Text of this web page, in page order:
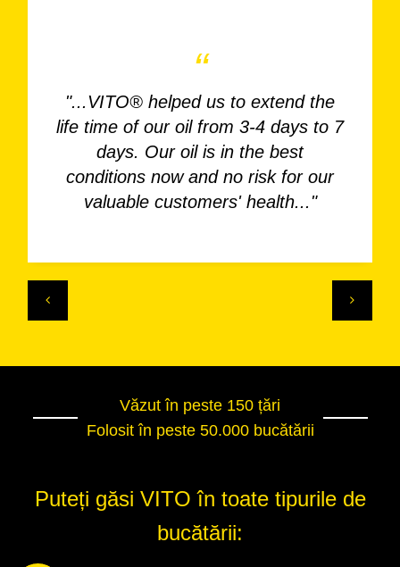
“
"...VITO® helped us to extend the
life time of our oil from 3-4 days to 7
days. Our oil is in the best
conditions now and no risk for our
valuable customers' health..."
Văzut în peste 150 țări
Folosit în peste 50.000 bucătării
Puteți găsi VITO în toate tipurile de
bucătării: